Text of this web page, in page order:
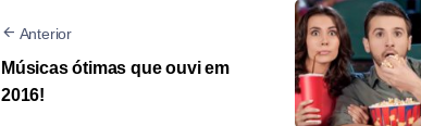
Anterior
Músicas ótimas que ouvi em
2016!